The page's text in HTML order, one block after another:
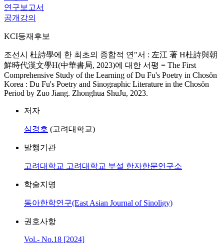
연구보고서
공개강의
KCI등재후보
조선시 杜詩學에 한 최초의 종합적 연"서 : 左江 著 H杜詩與朝
鮮時代漢文學H(中華書局, 2023)에 대한 서평 = The First
Comprehensive Study of the Learning of Du Fu's Poetry in Chosŏn
Korea : Du Fu's Poetry and Sinographic Literature in the Chosŏn
Period by Zuo Jiang. Zhonghua ShuJu, 2023.
저자
심경호 (고려대학교)
발행기관
고려대학교 고려대학교 부설 한자한문연구소
학술지명
동아한학연구(East Asian Journal of Sinoligy)
권호사항
Vol.- No.18 [2024]